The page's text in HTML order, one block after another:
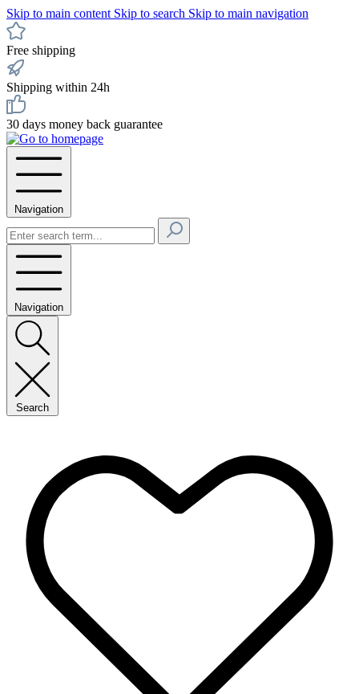
Skip to main content Skip to search Skip to main navigation
Free shipping
Shipping within 24h
30 days money back guarantee
Navigation
Navigation
Search